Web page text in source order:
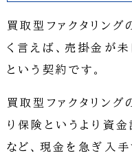
買取型ファクタリング
く言えば、売掛金が
という契約です。
買取型ファクタリン
り保険というより資
など、現金を急ぎ入手